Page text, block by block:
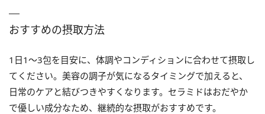
おすすめの摂取方法
1日1〜3包を目安に、体調やコンディションに合わせて摂取し
てください。美容の調子が気になるタイミングで加えると、
日常のケアと結びつきやすくなります。セラミドはおだやか
で優しい成分なため、継続的な摂取がおすすめです。